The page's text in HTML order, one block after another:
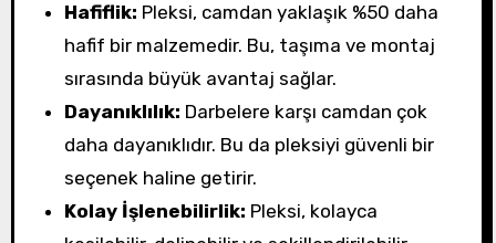
Hafiflik: Pleksi, camdan yaklaşık %50 daha
hafif bir malzemedir. Bu, taşıma ve montaj
sırasında büyük avantaj sağlar.
Dayanıklılık: Darbelere karşı camdan çok
daha dayanıklıdır. Bu da pleksiyi güvenli bir
seçenek haline getirir.
Kolay İşlenebilirlik: Pleksi, kolayca